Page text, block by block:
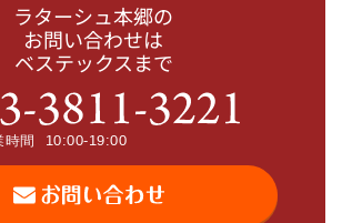
ラターシュ本郷の
お問い合わせは
ベステックスまで